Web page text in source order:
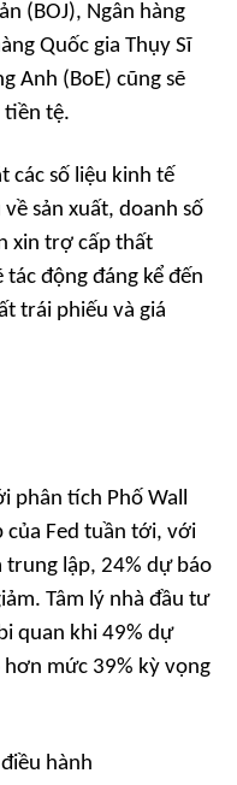
(BOJ), Ngân hàng
Quốc gia Thụy Sĩ
Anh (BoE) cũng sẽ
tiền tệ.
các số liệu kinh tế
sản xuất, doanh số
xin trợ cấp thất
động đáng kể đến
trái phiếu và giá
phân tích Phố Wall
Fed tuần tới, với
trung lập, 24% dự báo
Tâm lý nhà đầu tư
quan khi 49% dự
hơn mức 39% kỳ vọng
hành